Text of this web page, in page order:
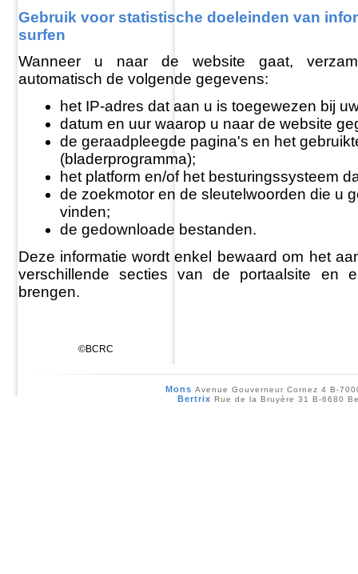
©BCRC
Gebruik voor statistische doeleinden van
surfen
Wanneer u naar de website gaat,
automatisch de volgende gegevens:
het IP-adres dat aan u is toegewezen bij
datum en uur waarop u naar de website
de geraadpleegde pagina's en het
(bladerprogramma);
het platform en/of het besturingssysteem
de zoekmotor en de sleutelwoorden die u
vinden;
de gedownloade bestanden.
Deze informatie wordt enkel bewaard om het
verschillende secties van de portaalsite en
brengen.
Mons Avenue Gouverneur Cornez 4 B-
Bertrix Rue de la Bruyère 31 B-6680